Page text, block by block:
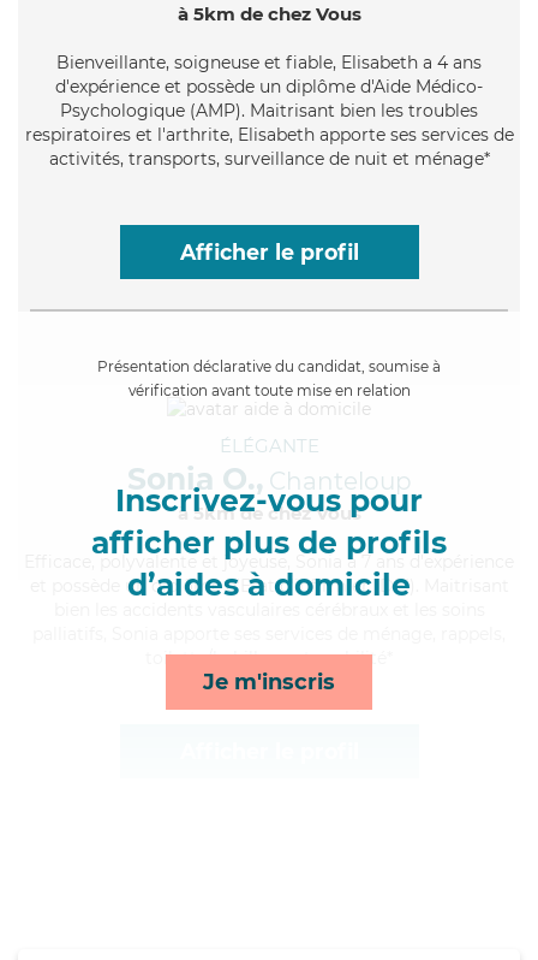
à 5km de chez Vous
Bienveillante, soigneuse et fiable, Elisabeth a 4 ans
d'expérience et possède un diplôme d'Aide Médico-
Psychologique (AMP). Maitrisant bien les troubles
respiratoires et l'arthrite, Elisabeth apporte ses services de
activités, transports, surveillance de nuit et ménage*
Afficher le profil
Présentation déclarative du candidat, soumise à
vérification avant toute mise en relation
Inscrivez-vous pour
afficher plus de profils
d’aides à domicile
Je m'inscris
ÉLÉGANTE
Sonia O., Chanteloup
à 5km de chez Vous
, polyvalente et joyeuse, Sonia a 7 ans d'expérience
et possède un diplôme d'Etat d'infirmier (DEI). Maitrisant
toilette/habillage et mobilité*